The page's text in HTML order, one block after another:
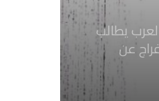
يطالب
عن
لديها